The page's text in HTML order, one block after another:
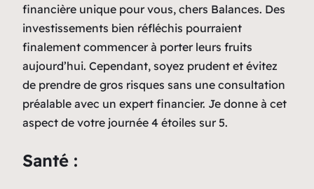
financière unique pour vous, chers Balances. Des
investissements bien réfléchis pourraient
finalement commencer à porter leurs fruits
aujourd’hui. Cependant, soyez prudent et évitez
de prendre de gros risques sans une consultation
préalable avec un expert financier. Je donne à cet
aspect de votre journée 4 étoiles sur 5.
Santé :